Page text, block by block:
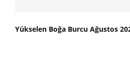
Yükselen Boğa Burcu Ağustos